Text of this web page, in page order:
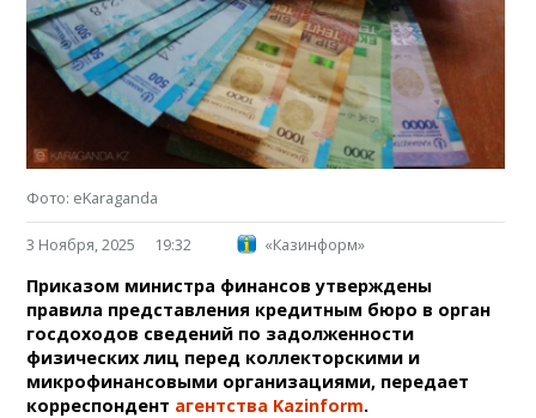
Фото: eKaraganda
3 Ноября, 2025 19:32 «Казинформ»
Приказом министра финансов утверждены
правила представления кредитным бюро в орган
госдоходов сведений по задолженности
физических лиц перед коллекторскими и
микрофинансовыми организациями, передает
корреспондент агентства Kazinform.